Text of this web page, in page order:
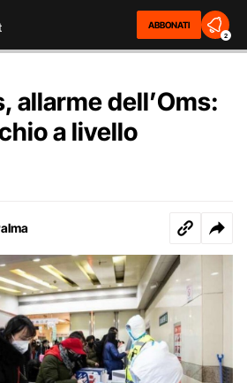
ABBONATI
2
allarme dell’Oms:
a livello